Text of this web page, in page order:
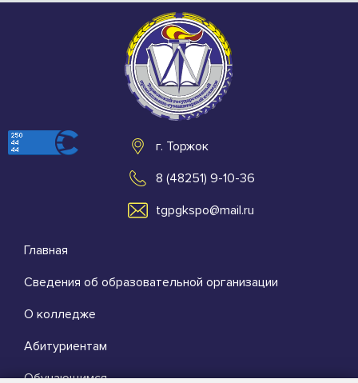
г. Торжок
8 (48251) 9-10-36
tgpgkspo@mail.ru
Главная
Сведения об образовательной организации
О колледже
Абитуриентам
Обучающимся